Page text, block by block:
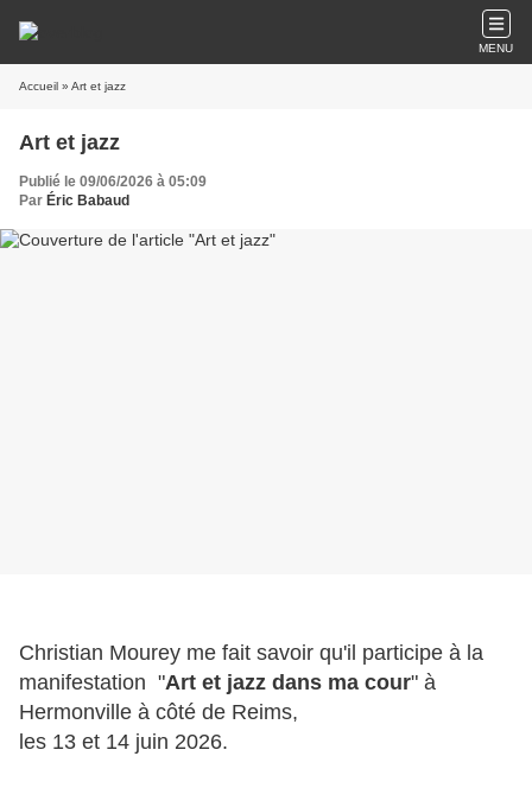
MENU
Accueil » Art et jazz
Art et jazz
Publié le 09/06/2026 à 05:09
Par Éric Babaud
Christian Mourey me fait savoir qu'il participe à la
manifestation "Art et jazz dans ma cour" à
Hermonville à côté de Reims,
les 13 et 14 juin 2026.